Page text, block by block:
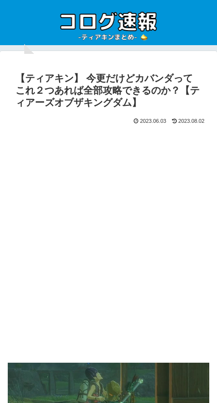
【ティアキン】 今更だけどカバンダって
これ２つあれば全部攻略できるのか？【テ
ィアーズオブザキングダム】
2023.06.03 2023.08.02